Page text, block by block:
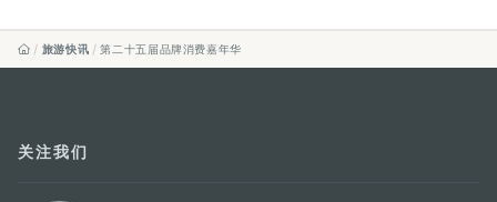
旅游快讯 第二十五届品牌消费嘉年华
关注我们